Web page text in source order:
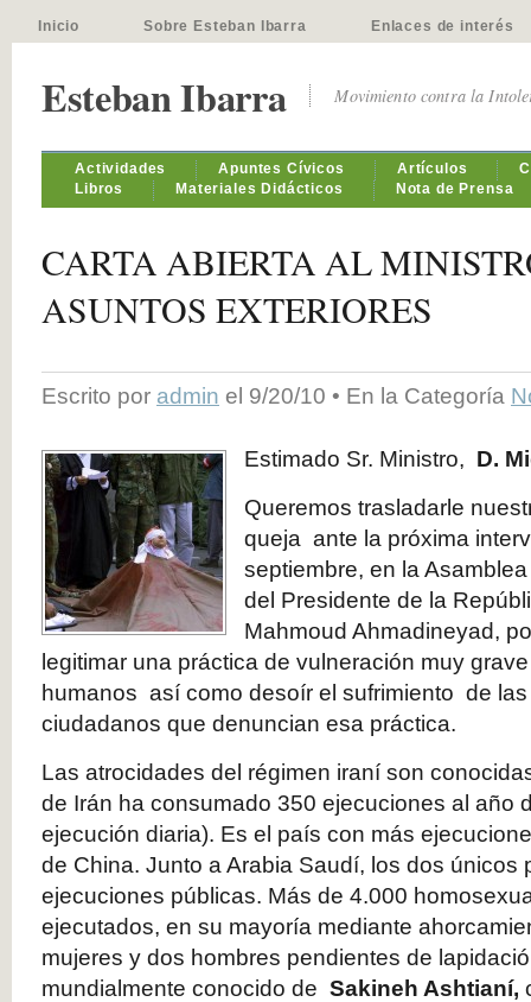
Inicio Sobre Esteban Ibarra Enlaces de interés
Esteban Ibarra Movimiento contra la
Actividades Apuntes Cívicos Artículos
Libros
Materiales Didácticos Nota de Prensa
CARTA ABIERTA AL
ASUNTOS EXTERIORES
Escrito por admin el 9/20/10 • En la Categoría
Estimado Sr. Ministro, D.
Queremos trasladarle
queja ante la próxima
septiembre, en la
del Presidente de la
Mahmoud Ahmadineyad,
legitimar una práctica de vulneración muy
humanos así como desoír el sufrimiento de
ciudadanos que denuncian esa práctica.
Las atrocidades del régimen iraní son
de Irán ha consumado 350 ejecuciones al año
ejecución diaria). Es el país con más
de China. Junto a Arabia Saudí, los dos únicos
ejecuciones públicas. Más de 4.000
ejecutados, en su mayoría mediante
mujeres y dos hombres pendientes de
mundialmente conocido de Sakineh Ashtianí,